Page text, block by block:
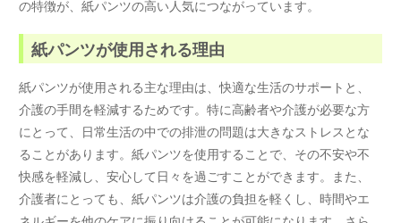
の特徴が、紙パンツの高い人気につながっています。
紙パンツが使用される理由
紙パンツが使用される主な理由は、快適な生活のサポートと、
介護の手間を軽減するためです。特に高齢者や介護が必要な方
にとって、日常生活の中での排泄の問題は大きなストレスとな
ることがあります。紙パンツを使用することで、その不安や不
快感を軽減し、安心して日々を過ごすことができます。また、
介護者にとっても、紙パンツは介護の負担を軽くし、時間やエ